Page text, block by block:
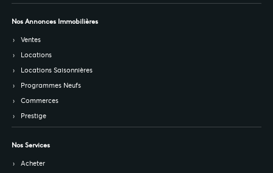
Nos Annonces Immobilières
Ventes
Locations
Locations Saisonnières
Programmes Neufs
Commerces
Prestige
Nos Services
Acheter